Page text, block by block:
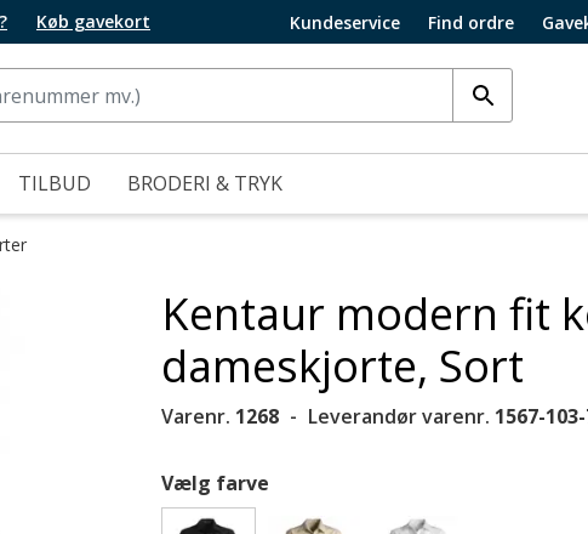
Køb gavekort Kundeservice Find ordre
TILBUD BRODERI & TRYK
Kentaur modern fit
dameskjorte, Sort
Varenr. 1268 Leverandør varenr. 1567-
Vælg farve